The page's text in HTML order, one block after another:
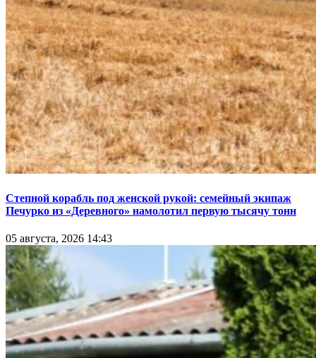
Степной корабль под женской рукой: семейный экипаж
Печурко из «Деревного» намолотил первую тысячу тонн
05 августа, 2026 14:43